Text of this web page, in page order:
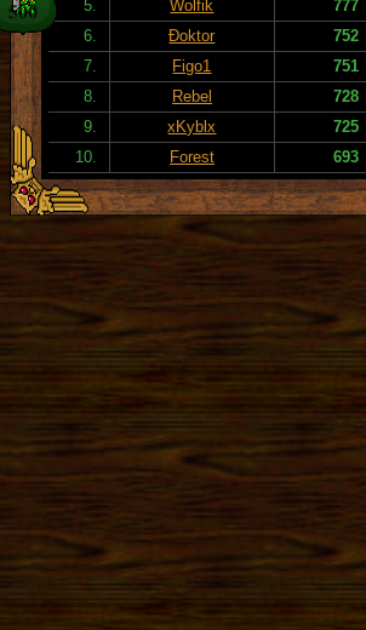
5.
Wolfik 777
6.
Đoktor 752
7.
Figo1 751
8.
Rebel 728
9.
xKyblx 725
10.
Forest 693